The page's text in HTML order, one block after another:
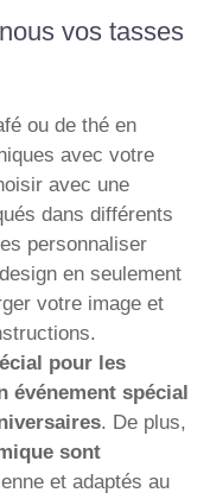
vos tasses
ou de thé en
avec votre
avec une
dans différents
personnaliser
en seulement
votre image et
pour les
événement spécial
. De plus,
sont
et adaptés au